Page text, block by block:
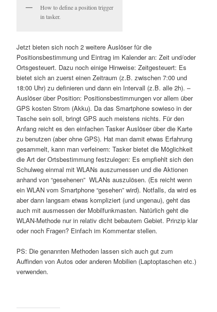
How to define a position trigger
in tasker.
Jetzt bieten sich noch 2 weitere Auslöser für die
Positionsbestimmung und Eintrag im Kalender an: Zeit und/oder
Ortsgesteuert. Dazu noch einige Hinweise: Zeitgesteuert: Es
bietet sich an zuerst einen Zeitraum (z.B. zwischen 7:00 und
18:00 Uhr) zu definieren und dann ein Intervall (z.B. alle 2h). –
Auslöser über Position: Positionsbestimmungen vor allem über
GPS kosten Strom (Akku). Da das Smartphone sowieso in der
Tasche sein soll, bringt GPS auch meistens nichts. Für den
Anfang reicht es den einfachen Tasker Auslöser über die Karte
zu benutzen (aber ohne GPS). Hat man damit etwas Erfahrung
gesammelt, kann man verfeinern: Tasker bietet die Möglichkeit
die Art der Ortsbestimmung festzulegen: Es empfiehlt sich den
Schulweg einmal mit WLANs auszumessen und die Aktionen
anhand von “gesehenen” WLANs auszulösen. (Es reicht wenn
ein WLAN vom Smartphone “gesehen” wird). Notfalls, da wird es
aber dann langsam etwas kompliziert (und ungenau), geht das
auch mit ausmessen der Mobilfunkmasten. Natürlich geht die
WLAN-Methode nur in relativ dicht bebautem Gebiet. Prinzip klar
oder noch Fragen? Einfach im Kommentar stellen.
PS: Die genannten Methoden lassen sich auch gut zum
Auffinden von Autos oder anderen Mobilien (Laptoptaschen etc.)
verwenden.